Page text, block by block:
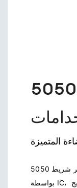
شريط 5050 LED: سطوع فائق وتعدد
المتميزة
يوفر شريط 5050 LED، الذي يحتوي على 96 مصباح LED لكل متر وإمكانية التحكم بجهد 24 فولت
بواسطة IC، لوحة ديناميكية من الضوء. تم تصميم هذا الشريط المتقدم لأولئك الذين يبحثون عن مزيج